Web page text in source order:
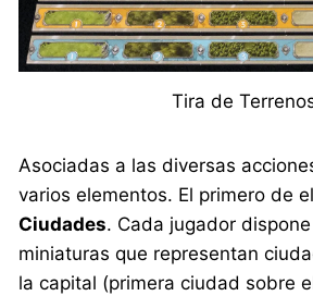
Tira de
Asociadas a las diversas
varios elementos. El primero de
Ciudades. Cada jugador
miniaturas que representan
la capital (primera ciudad sobre